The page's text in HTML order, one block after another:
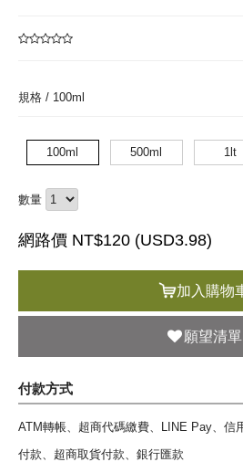
規格 / 100ml
100ml 500ml 1lt
數量
網路價 NT$120 (USD3.98)
加入購物
願望清單
付款方式
ATM轉帳、超商代碼繳費、LINE Pay、信
付款、超商取貨付款、銀行匯款